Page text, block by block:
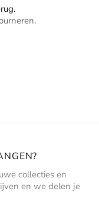
collecties en
en we delen je